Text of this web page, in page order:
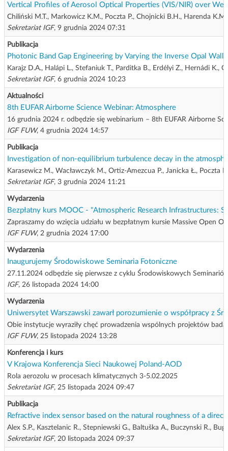
Vertical Profiles of Aerosol Optical Properties (VIS/NIR) over
Chiliński M.T., Markowicz K.M., Poczta P., Chojnicki B.H., Harenda
Sekretariat IGF, 9 grudnia 2024 07:31
Publikacja
Photonic Band Gap Engineering by Varying the Inverse Opal Wall
Karajz D.A., Halápi L., Stefaniuk T., Parditka B., Erdélyi Z., Hernádi K.,
Sekretariat IGF, 6 grudnia 2024 10:23
Aktualności
8th EUFAR Airborne Science Webinar: Atmosphere
16 grudnia 2024 r. odbędzie się webinarium – 8th EUFAR Airborne
IGF FUW, 4 grudnia 2024 14:57
Publikacja
Investigation of non-equilibrium turbulence decay in the
Karasewicz M., Wacławczyk M., Ortiz-Amezcua P., Janicka Ł., Poczta
Sekretariat IGF, 3 grudnia 2024 11:21
Wydarzenia
Bezpłatny kurs MOOC - "Atmospheric Research Infrastructures:
Zapraszamy do wzięcia udziału w bezpłatnym kursie Massive Open
IGF FUW, 2 grudnia 2024 17:00
Wydarzenia
Inaugurujemy Środowiskowe Seminaria Fotoniczne
27.11.2024 odbędzie się pierwsze z cyklu Środowiskowych
IGF, 26 listopada 2024 14:00
Wydarzenia
Uniwersytet Warszawski zawarł porozumienie o współpracy z
Obie instytucje wyraziły chęć prowadzenia wspólnych projektów
IGF FUW, 25 listopada 2024 13:28
Konferencja i kurs
V Krajowa Konferencja Sieci Naukowej Poland-AOD
Rola aerozolu w procesach klimatycznych 3-5.02.2025
Sekretariat IGF, 25 listopada 2024 09:47
Publikacja
Refractive index sensor based on the natural roughness of a
Alex S.P., Kasztelanic R., Stepniewski G., Baltuška A., Buczynski R.,
Sekretariat IGF, 20 listopada 2024 09:37